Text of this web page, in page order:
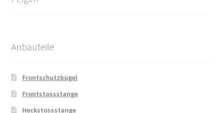
Anbauteile
Frontschutzbügel
Frontstossstange
Heckstossstange